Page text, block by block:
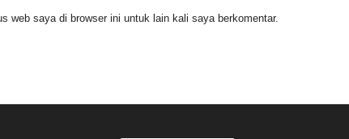
web saya di browser ini untuk lain kali saya berkomentar.